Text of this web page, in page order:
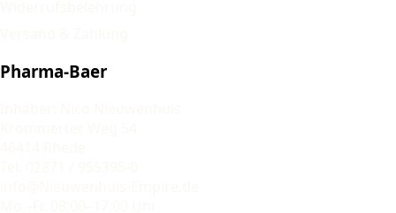
Pharma-Baer